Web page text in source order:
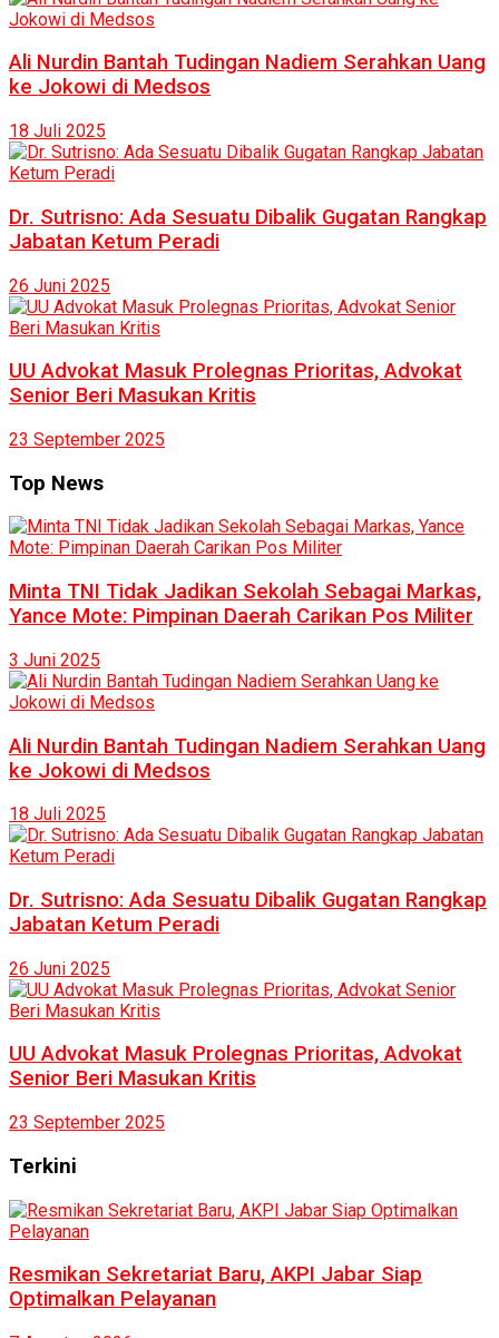
Ali Nurdin Bantah Tudingan Nadiem Serahkan Uang
ke Jokowi di Medsos
18 Juli 2025
Dr. Sutrisno: Ada Sesuatu Dibalik Gugatan Rangkap
Jabatan Ketum Peradi
26 Juni 2025
UU Advokat Masuk Prolegnas Prioritas, Advokat
Senior Beri Masukan Kritis
23 September 2025
Top News
Minta TNI Tidak Jadikan Sekolah Sebagai Markas,
Yance Mote: Pimpinan Daerah Carikan Pos Militer
3 Juni 2025
Ali Nurdin Bantah Tudingan Nadiem Serahkan Uang
ke Jokowi di Medsos
18 Juli 2025
Dr. Sutrisno: Ada Sesuatu Dibalik Gugatan Rangkap
Jabatan Ketum Peradi
26 Juni 2025
UU Advokat Masuk Prolegnas Prioritas, Advokat
Senior Beri Masukan Kritis
23 September 2025
Terkini
Resmikan Sekretariat Baru, AKPI Jabar Siap
Optimalkan Pelayanan